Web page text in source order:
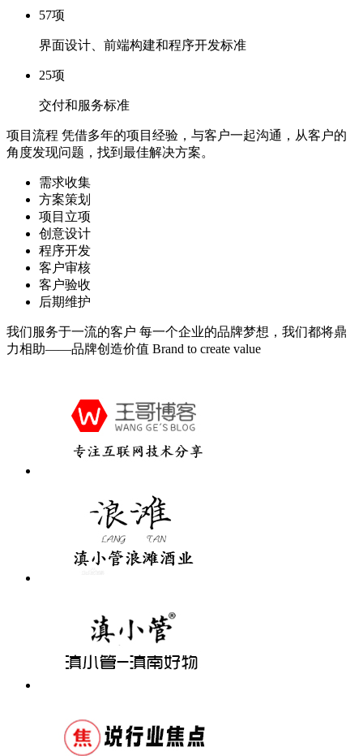
57项
界面设计、前端构建和程序开发标准
25项
交付和服务标准
项目流程 凭借多年的项目经验，与客户一起沟通，从客户的
角度发现问题，找到最佳解决方案。
需求收集
方案策划
项目立项
创意设计
程序开发
客户审核
客户验收
后期维护
我们服务于一流的客户 每一个企业的品牌梦想，我们都将鼎
力相助——品牌创造价值 Brand to create value